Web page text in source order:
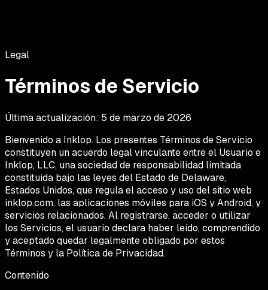
Legal
Términos de Servicio
Última actualización: 5 de marzo de 2026
Bienvenido a Inklop. Los presentes Términos de Servicio
constituyen un acuerdo legal vinculante entre el Usuario e
Inklop, LLC, una sociedad de responsabilidad limitada
constituida bajo las leyes del Estado de Delaware,
Estados Unidos, que regula el acceso y uso del sitio web
inklop.com, las aplicaciones móviles para iOS y Android, y
servicios relacionados. Al registrarse, acceder o utilizar
los Servicios, el usuario declara haber leído, comprendido
y aceptado quedar legalmente obligado por estos
Términos y la Política de Privacidad.
Contenido